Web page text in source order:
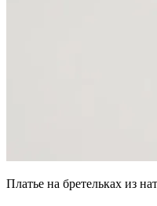
Платье на бретельках из